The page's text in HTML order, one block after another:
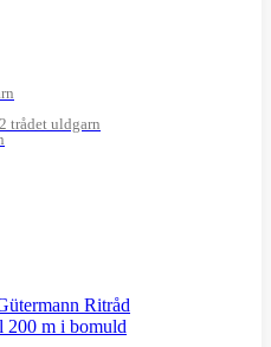
trådet uldgarn